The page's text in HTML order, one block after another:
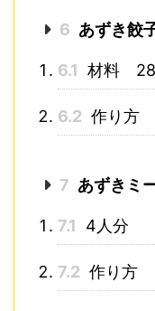
6 あずき餃
6.1 材料 28
6.2 作り方
7 あずきミ
7.1 4人分
7.2 作り方